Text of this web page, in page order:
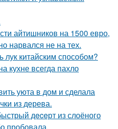
айтишников на 1500 евро,
нарвался не на тех.
китайским способом?
кухне всегда пахло
уюта в дом и сделала
из дерева.
дeceрт из слоёного